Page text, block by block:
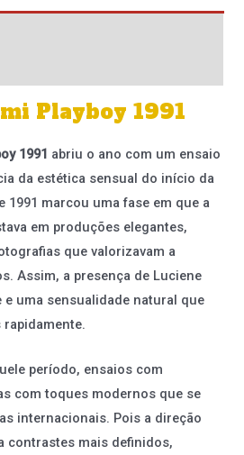
Playboy 1991
1991 abriu o ano com um ensaio
da estética sensual do início da
1991 marcou uma fase em que a
em produções elegantes,
que valorizavam a
Assim, a presença de Luciene
uma sensualidade natural que
período, ensaios com
com toques modernos que se
internacionais. Pois a direção
contrastes mais definidos,